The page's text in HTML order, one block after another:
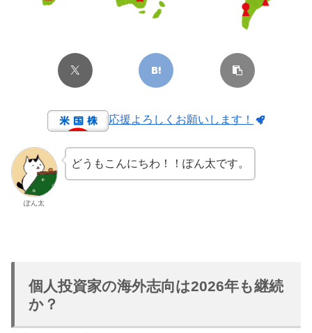
応援よろしくお願いします！
ぽん太
どうもこんにちわ！！ぽん太です。
個人投資家の海外志向は2026年も継続
か？